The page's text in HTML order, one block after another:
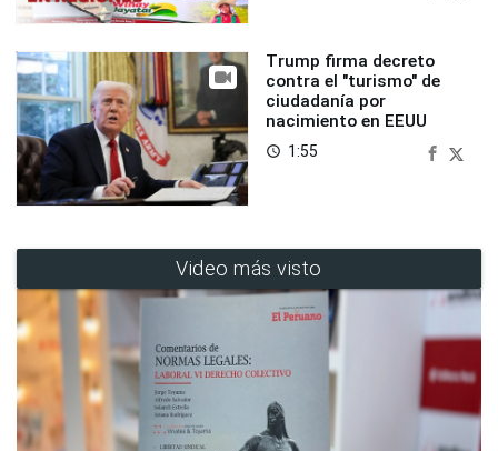
Trump firma decreto
contra el "turismo" de
ciudadanía por
nacimiento en EEUU
access_time 1:55
Video más visto